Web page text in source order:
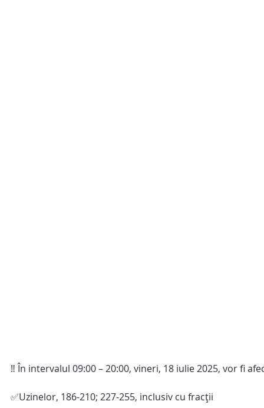
‼️ În intervalul 09:00 – 20:00, vineri, 18 iulie 2025, vor fi
✅Uzinelor, 186-210; 227-255, inclusiv cu fracții